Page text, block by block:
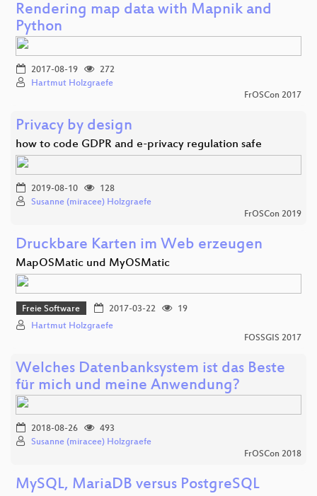
Rendering map data with Mapnik and
Python
2017-08-19
272
Hartmut Holzgraefe
FrOSCon 2017
Privacy by design
how to code GDPR and e-privacy regulation safe
2019-08-10
128
Susanne (miracee) Holzgraefe
FrOSCon 2019
Druckbare Karten im Web erzeugen
MapOSMatic und MyOSMatic
Freie Software 2017-03-22
19
Hartmut Holzgraefe
FOSSGIS 2017
Welches Datenbanksystem ist das Beste
für mich und meine Anwendung?
2018-08-26
493
Susanne (miracee) Holzgraefe
FrOSCon 2018
MySQL, MariaDB versus PostgreSQL